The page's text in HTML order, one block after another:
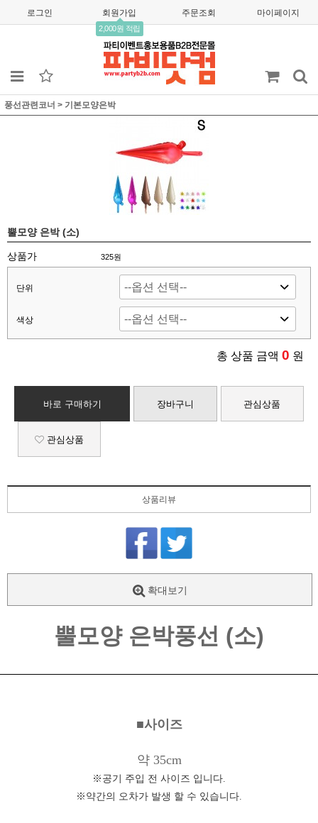
로그인 회원가입
2,000원 적립
주문조회 마이페이지
풍선관련코너 > 기본모양은박
뿔모양 은박 (소)
상품가 325원
단위
색상
총 상품 금액 0 원
바로 구매하기 장바구니 관심상품
관심상품
상품리뷰
확대보기
뿔모양 은박풍선 (소)
■사이즈
약 35cm
※공기 주입 전 사이즈 입니다.
※약간의 오차가 발생 할 수 있습니다.